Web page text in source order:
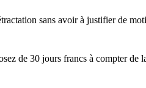
sans avoir à justifier de
de 30 jours francs à compter de